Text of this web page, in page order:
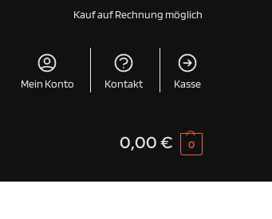
Kauf auf Rechnung möglich
Mein Konto Kontakt Kasse
0,00€ 0